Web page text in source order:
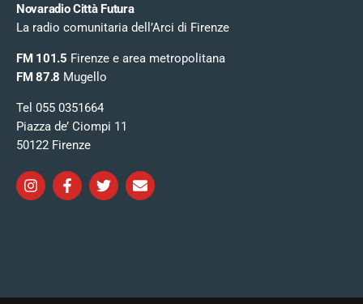
Novaradio Città Futura
La radio comunitaria dell’Arci di Firenze
FM 101.5 Firenze e area metropolitana
FM 87.8 Mugello
Tel 055 0351664
Piazza de’ Ciompi 11
50122 Firenze